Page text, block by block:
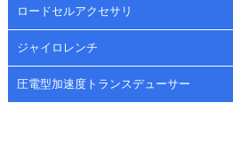
ロードセルアクセサリ
ジャイロレンチ
圧電型加速度トランスデューサー